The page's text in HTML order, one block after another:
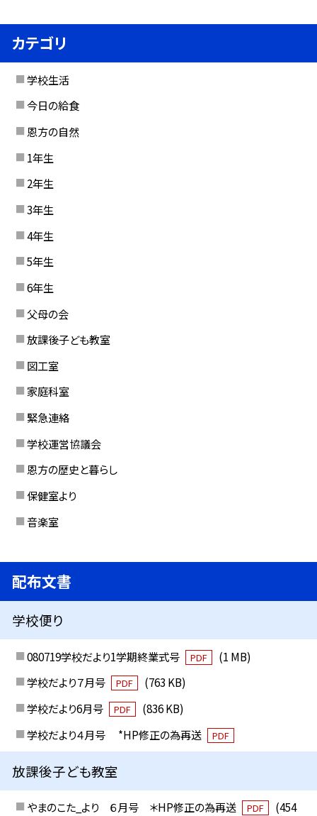
カテゴリ
学校生活
今日の給食
恩方の自然
1年生
2年生
3年生
4年生
5年生
6年生
父母の会
放課後子ども教室
図工室
家庭科室
緊急連絡
学校運営協議会
恩方の歴史と暮らし
保健室より
音楽室
配布文書
学校便り
080719学校だより1学期終業式号 PDF
(1 MB)
学校だより７月号
PDF
(763 KB)
学校だより6月号
PDF
(836 KB)
学校だより４月号 *HP修正の為再送
PDF
放課後子ども教室
やまのこた_より ６月号 ＊HP修正の為再送 PDF
(454